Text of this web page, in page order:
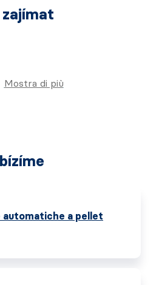
Mostra di più
automatiche a pellet